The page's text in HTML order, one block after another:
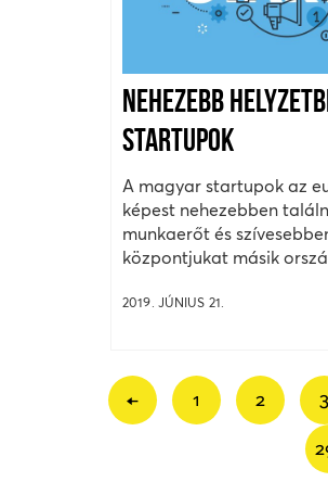
NEHEZEBB
STARTUPOK
A magyar startupok az
képest nehezebben
munkaerőt és
központjukat másik
2019. JÚNIUS 21.
← 1 2 3